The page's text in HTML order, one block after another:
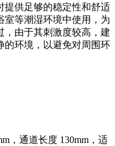
提供足够的稳定性和舒适
室等潮湿环境中使用，为
，由于其刺激度较高，建
的环境，以避免对周围环
，通道长度 130mm，适